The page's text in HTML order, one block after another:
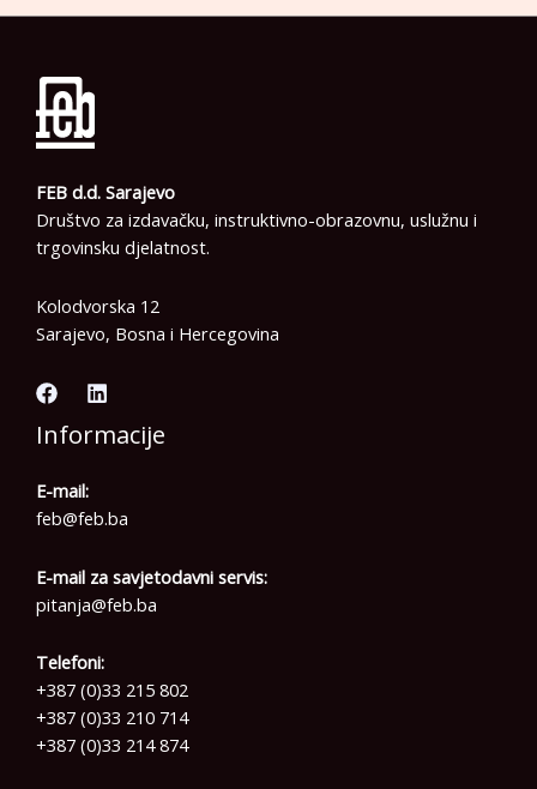
FEB d.d. Sarajevo
Društvo za izdavačku, instruktivno-obrazovnu, uslužnu i
trgovinsku djelatnost.
Kolodvorska 12
Sarajevo, Bosna i Hercegovina
Informacije
E-mail:
feb@feb.ba
E-mail za savjetodavni servis:
pitanja@feb.ba
Telefoni:
+387 (0)33 215 802
+387 (0)33 210 714
+387 (0)33 214 874